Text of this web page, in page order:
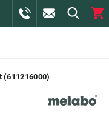
(611216000)